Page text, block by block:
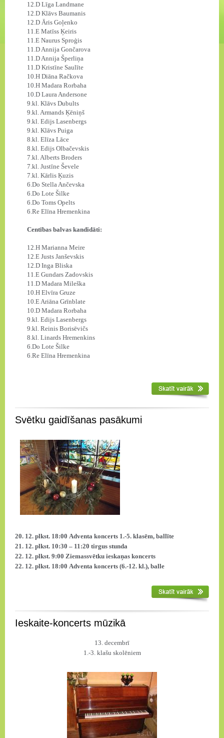
12.D Līga Landmane
12.D Klāvs Baumanis
12.D Āris Goļenko
11.E Matīss Ķeiris
11.E Naurus Sproģis
11.D Annija Gončarova
11.D Annija Šperliņa
11.D Kristīne Saulīte
10.H Diāna Račkova
10.H Madara Rorbaha
10.D Laura Andersone
9.kl. Klāvs Dubults
9.kl. Armands Ķēniņš
9.kl. Edijs Lasenbergs
9.kl. Klāvs Puiga
8.kl. Elīza Lāce
8.kl. Edijs Olbačevskis
7.kl. Alberts Broders
7.kl. Justīne Ševele
7.kl. Kārlis Ķuzis
6.Do Stella Ančevska
6.Do Lote Šilke
6.Do Toms Opelts
6.Re Elīna Hremenkina
Centības balvas kandidāti:
12.H Marianna Meire
12.E Justs Janševskis
12.D Inga Bliska
11.E Gundars Zadovskis
11.D Madara Mileška
10.H Elvīra Gruze
10.E Ariāna Grīnblate
10.D Madara Rorbaha
9.kl. Edijs Lasenbergs
9.kl. Reinis Borisēvičs
8.kl. Linards Hremenkins
6.Do Lote Šilke
6.Re Elīna Hremenkina
Svētku gaidīšanas pasākumi
20. 12. plkst. 18:00 Adventa koncerts 1.-5. klasēm, ballīte
21. 12. plkst. 10:30 – 11:20 tirgus stunda
22. 12. plkst. 9:00 Ziemassvētku ieskaņas koncerts
22. 12. plkst. 18:00 Adventa koncerts (6.-12. kl.), balle
Ieskaite-koncerts mūzikā
13. decembrī
1.-3. klašu skolēniem